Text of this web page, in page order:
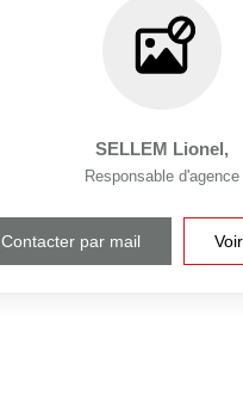
SELLEM Lionel,
Responsable d'agence
Contacter par mail